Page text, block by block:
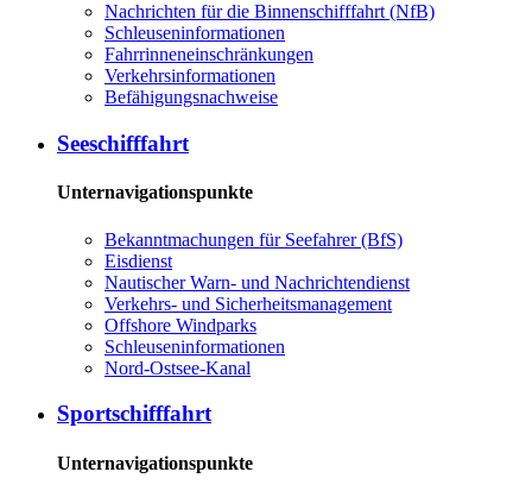
Nachrichten für die Binnenschifffahrt (NfB)
Schleuseninformationen
Fahrrinneneinschränkungen
Verkehrsinformationen
Befähigungsnachweise
Seeschifffahrt
Unternavigationspunkte
Bekanntmachungen für Seefahrer (BfS)
Eisdienst
Nautischer Warn- und Nachrichtendienst
Verkehrs- und Sicherheitsmanagement
Offshore Windparks
Schleuseninformationen
Nord-Ostsee-Kanal
Sportschifffahrt
Unternavigationspunkte